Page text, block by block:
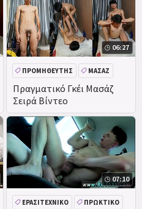
06:27
Πραγματικό Γκέι Μασάζ
Σειρά Βίντεο
ΠΡΟΜΗΘΕΥΤΉΣ
ΜΑΣΆΖ
ΜΕΓΆΛΟ ΚΑΒΛΊ
07:10
ΕΡΑΣΙΤΕΧΝΙΚΌ
ΠΡΩΚΤΙΚΌ